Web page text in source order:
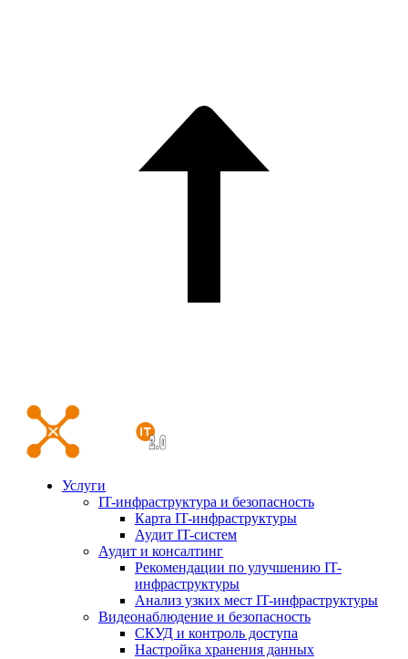
Услуги
IT-инфраструктура и безопасность
Карта IT-инфраструктуры
Аудит IT-систем
Аудит и консалтинг
Рекомендации по улучшению IT-
инфраструктуры
Анализ узких мест IT-инфраструктуры
Видеонаблюдение и безопасность
СКУД и контроль доступа
Настройка хранения данных